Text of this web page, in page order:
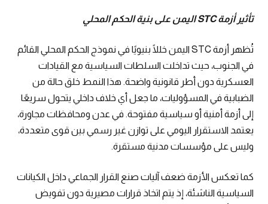
تأثير أزمة STC اليمن على بنية الحكم المحلي
تُظهر أزمة STC اليمن خللًا بنيويًا في نموذج الحكم المحلي القائم
في الجنوب، حيث تداخلت السلطات السياسية مع القيادات
العسكرية دون أطر قانونية واضحة. هذا النمط خلق حالة من
الضبابية في المسؤوليات، ما جعل أي خلاف داخلي يتحول سريعًا
إلى أزمة أمنية أو سياسية مفتوحة. في عدن ومحافظات مجاورة،
يعتمد الاستقرار اليومي على توازن غير رسمي بين قوى متعددة،
وليس على مؤسسات مدنية مستقرة.
كما تعكس الأزمة ضعف آليات صنع القرار الجماعي داخل الكيانات
السياسية الناشئة، إذ يتم اتخاذ قرارات مصيرية دون تفويض